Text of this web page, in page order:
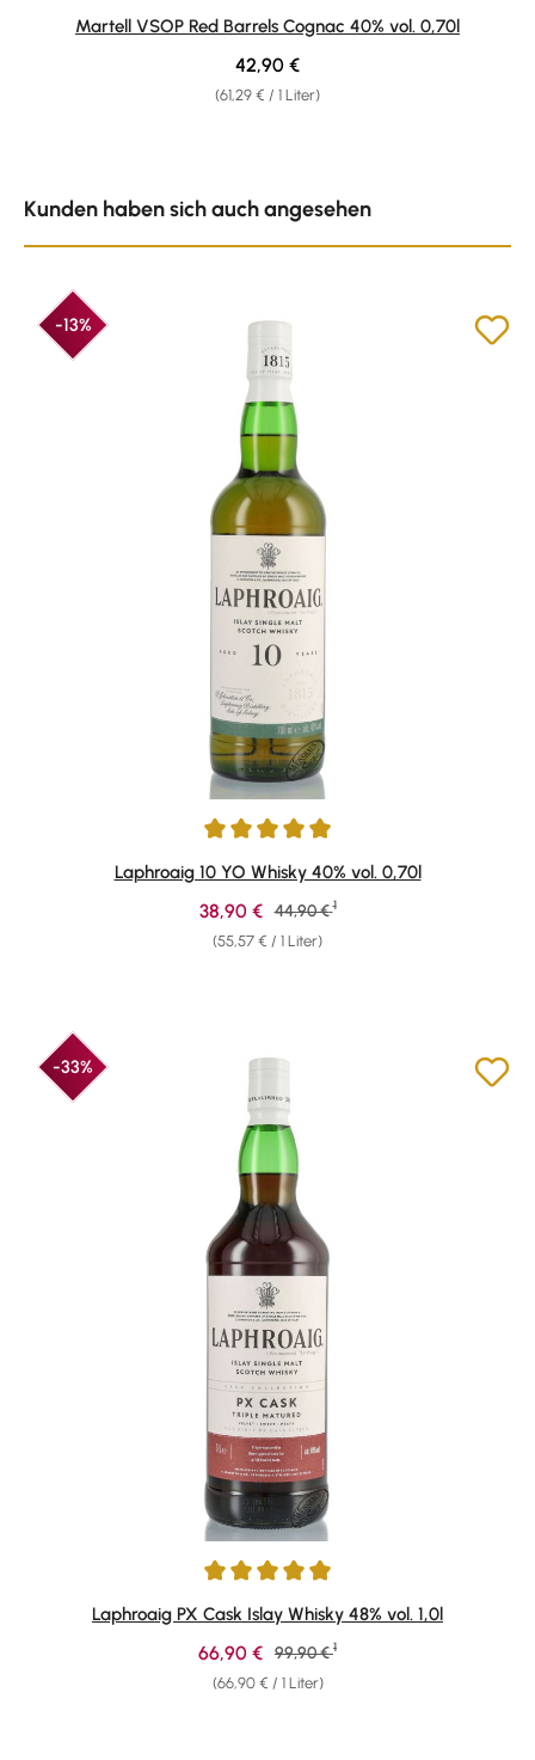
Durchschnittliche Bewertung von 4.83 von 5 Sternen
Martell VSOP Red Barrels Cognac 40% vol. 0,70l
(61,29 € / 1 Liter)
Regulärer Preis:
42,90 €
Kunden haben sich auch angesehen
-13%
Durchschnittliche Bewertung von 4.91 von 5 Sternen
Laphroaig 10 YO Whisky 40% vol. 0,70l
(55,57 € / 1 Liter)
Verkaufspreis:
38,90 € Regulärer Preis:
44,90 € 1
-33%
Durchschnittliche Bewertung von 4.91 von 5 Sternen
Laphroaig PX Cask Islay Whisky 48% vol. 1,0l
(66,90 € / 1 Liter)
Verkaufspreis:
66,90 € Regulärer Preis:
99,90 € 1